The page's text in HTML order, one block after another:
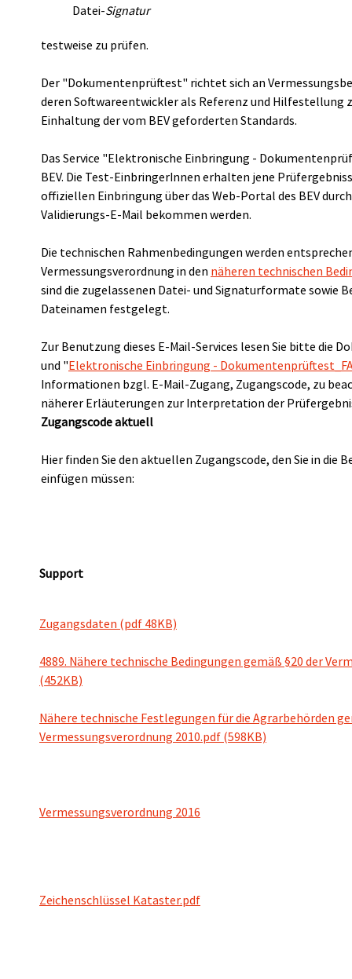
Datei-Signatur
testweise zu prüfen.
Der "Dokumentenprüftest" richtet sich an
deren Softwareentwickler als Referenz und Hilfestellung
Einhaltung der vom BEV geforderten Standards.
Das Service "Elektronische Einbringung -
BEV. Die Test-EinbringerInnen erhalten jene
offiziellen Einbringung über das Web-Portal des BEV
Validierungs-E-Mail bekommen werden.
Die technischen Rahmenbedingungen werden
Vermessungsverordnung in den näheren technischen
sind die zugelassenen Datei- und Signaturformate sowie
Dateinamen festgelegt.
Zur Benutzung dieses E-Mail-Services lesen Sie bitte die
und "Elektronische Einbringung -
Informationen bzgl. E-Mail-Zugang, Zugangscode, zu
näherer Erläuterungen zur Interpretation der
Zugangscode aktuell
Hier finden Sie den aktuellen Zugangscode, den Sie in die
einfügen müssen:
Support
Zugangsdaten (pdf 48KB)
4889. Nähere technische Bedingungen gemäß §20 der
(452KB)
Nähere technische Festlegungen für die Agrarbehörden
Vermessungsverordnung 2010.pdf (598KB)
Vermessungsverordnung 2016
Zeichenschlüssel Kataster.pdf